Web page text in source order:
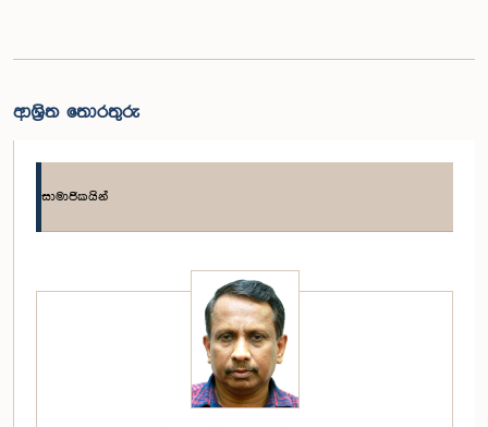
ආශ්‍රිත තොරතුරු
සාමාජිකයින්